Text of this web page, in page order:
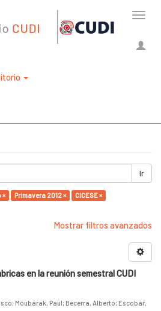
Ir
× Primavera 2012 ×
CICESE ×
Mostrar filtros avanzados
en la reunión semestral CUDI
; Moubarak, Paul; Becerra, Alberto; Escobar,